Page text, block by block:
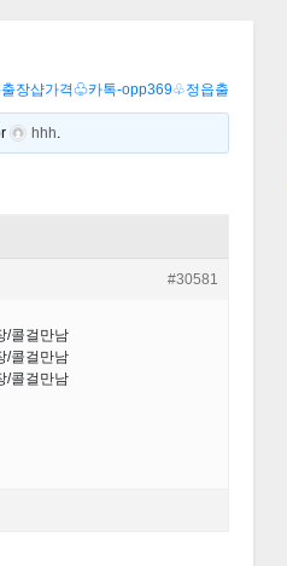
출장샵가격♧카톡-opp369♧정읍출
hhh
#30581
/콜걸만남
/콜걸만남
/콜걸만남